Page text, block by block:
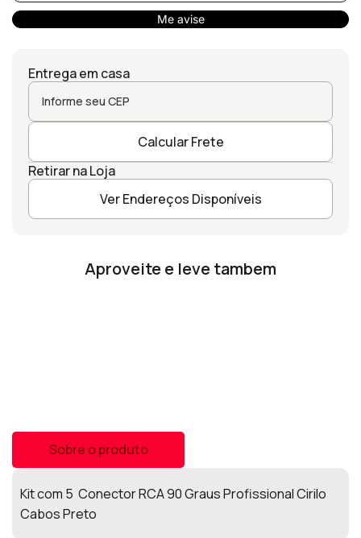
Me avise
Entrega em casa
Calcular Frete
Retirar na Loja
Ver Endereços Disponíveis
Aproveite e leve tambem
Sobre o produto
Kit com 5 Conector RCA 90 Graus Profissional Cirilo
Cabos Preto